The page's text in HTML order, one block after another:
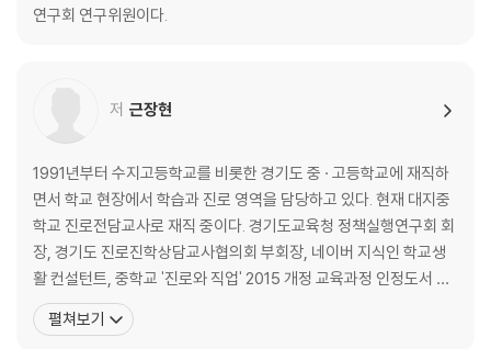
연구회 연구위원이다.
저 근장현
1991년부터 수지고등학교를 비롯한 경기도 중 · 고등학교에 재직하
면서 학교 현장에서 학습과 진로 영역을 담당하고 있다. 현재 대지중
학교 진로전담교사로 재직 중이다. 경기도교육청 정책실행연구회 회
장, 경기도 진로진학상담교사협의회 부회장, 네이버 지식인 학교생
활 컨설턴트, 중학교 '진로와 직업' 2015 개정 교육과정 인정도서 심
의위원이다. 어린 시절 과학자가 꿈이었던 자신도 20대에 박사를 취
득하고 교사가 되기까지 진로를 찾아가는 과정을 겪었다. 더욱 급변
펼쳐보기